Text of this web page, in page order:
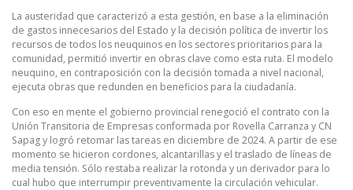
La austeridad que caracterizó a esta gestión, en base a la eliminación
de gastos innecesarios del Estado y la decisión política de invertir los
recursos de todos los neuquinos en los sectores prioritarios para la
comunidad, permitió invertir en obras clave como esta ruta. El modelo
neuquino, en contraposición con la decisión tomada a nivel nacional,
ejecuta obras que redunden en beneficios para la ciudadanía.
Con eso en mente el gobierno provincial renegoció el contrato con la
Unión Transitoria de Empresas conformada por Rovella Carranza y CN
Sapag y logró retomar las tareas en diciembre de 2024. A partir de ese
momento se hicieron cordones, alcantarillas y el traslado de líneas de
media tensión. Sólo restaba realizar la rotonda y un derivador para lo
cual hubo que interrumpir preventivamente la circulación vehicular.